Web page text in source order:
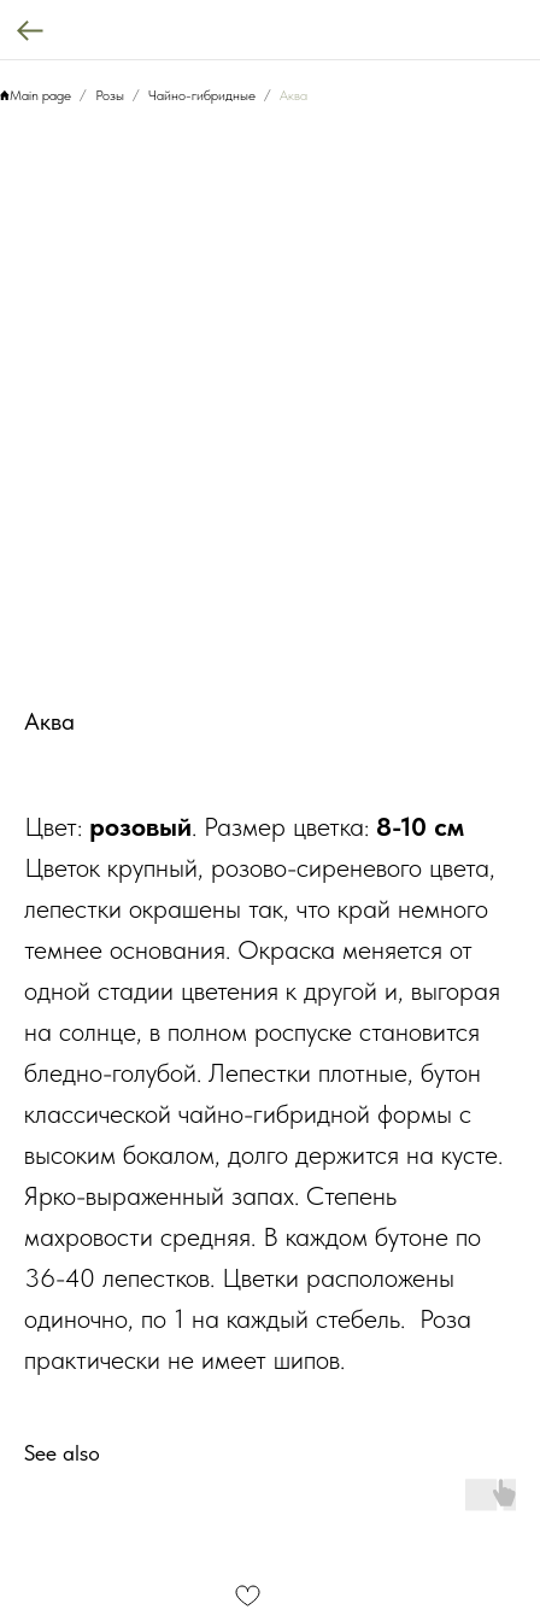
Main page Розы Чайно-гибридные Аква
Аква
Цвет: розовый. Размер цветка: 8-10 см
Цветок крупный, розово-сиреневого цвета,
лепестки окрашены так, что край немного
темнее основания. Окраска меняется от
одной стадии цветения к другой и, выгорая
на солнце, в полном роспуске становится
бледно-голубой. Лепестки плотные, бутон
классической чайно-гибридной формы с
высоким бокалом, долго держится на кусте.
Ярко-выраженный запах. Степень
махровости средняя. В каждом бутоне по
36-40 лепестков. Цветки расположены
одиночно, по 1 на каждый стебель. Роза
практически не имеет шипов.
See also